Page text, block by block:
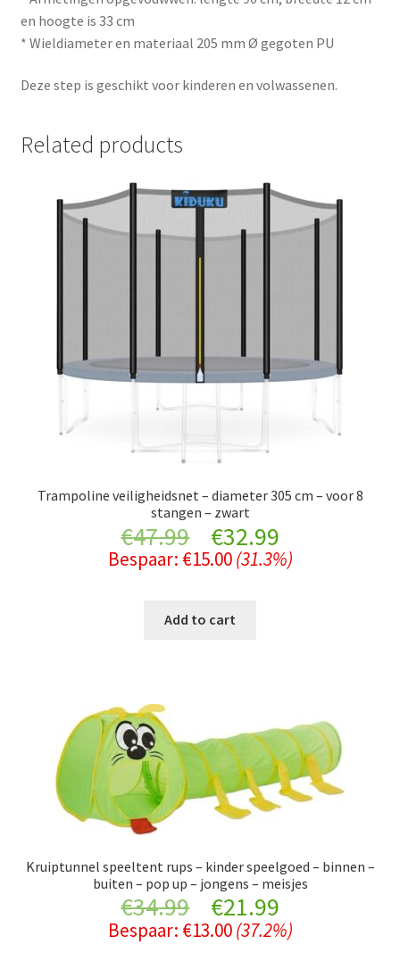
en hoogte is 33 cm
* Wieldiameter en materiaal 205 mm Ø gegoten PU
Deze step is geschikt voor kinderen en volwassenen.
Related products
Trampoline veiligheidsnet – diameter 305 cm – voor 8
stangen – zwart
€47.99
Original
price
was:
€32.99Current
price
Bespaar: €15.00 (31.3%)
Add to cart
Kruiptunnel speeltent rups – kinder speelgoed – binnen –
buiten – pop up – jongens – meisjes
€34.99
Original
price
€21.99Current
price
Bespaar: €13.00 (37.2%)